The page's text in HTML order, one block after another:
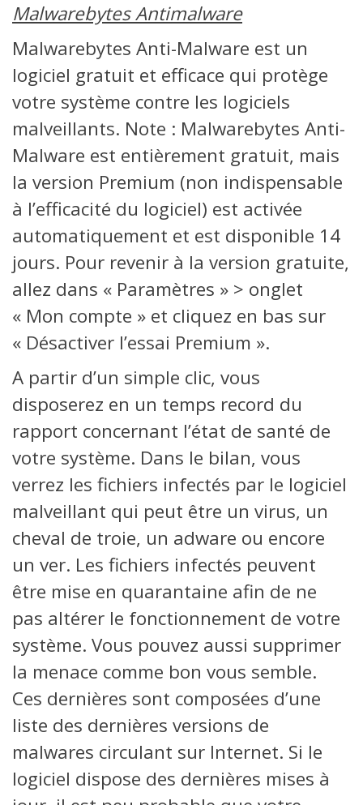
Malwarebytes Antimalware
Malwarebytes Anti-Malware est un
logiciel gratuit et efficace qui protège
votre système contre les logiciels
malveillants. Note : Malwarebytes Anti-
Malware est entièrement gratuit, mais
la version Premium (non indispensable
à l’efficacité du logiciel) est activée
automatiquement et est disponible 14
jours. Pour revenir à la version gratuite,
allez dans « Paramètres » > onglet
« Mon compte » et cliquez en bas sur
« Désactiver l’essai Premium ».
A partir d’un simple clic, vous
disposerez en un temps record du
rapport concernant l’état de santé de
votre système. Dans le bilan, vous
verrez les fichiers infectés par le logiciel
malveillant qui peut être un virus, un
cheval de troie, un adware ou encore
un ver. Les fichiers infectés peuvent
être mise en quarantaine afin de ne
pas altérer le fonctionnement de votre
système. Vous pouvez aussi supprimer
la menace comme bon vous semble.
Ces dernières sont composées d’une
liste des dernières versions de
malwares circulant sur Internet. Si le
logiciel dispose des dernières mises à